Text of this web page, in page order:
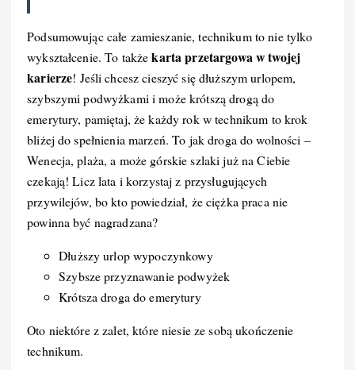
Podsumowując całe zamieszanie, technikum to nie tylko
wykształcenie. To takżekarta przetargowa w twojej
karierze! Jeśli chcesz cieszyć się dłuższym urlopem,
szybszymi podwyżkami i może krótszą drogą do
emerytury, pamiętaj, że każdy rok w technikum to krok
bliżej do spełnienia marzeń. To jak droga do wolności –
Wenecja, plaża, a może górskie szlaki już na Ciebie
czekają! Licz lata i korzystaj z przysługujących
przywilejów, bo kto powiedział, że ciężka praca nie
powinna być nagradzana?
Dłuższy urlop wypoczynkowy
Szybsze przyznawanie podwyżek
Krótsza droga do emerytury
Oto niektóre z zalet, które niesie ze sobą ukończenie
technikum.